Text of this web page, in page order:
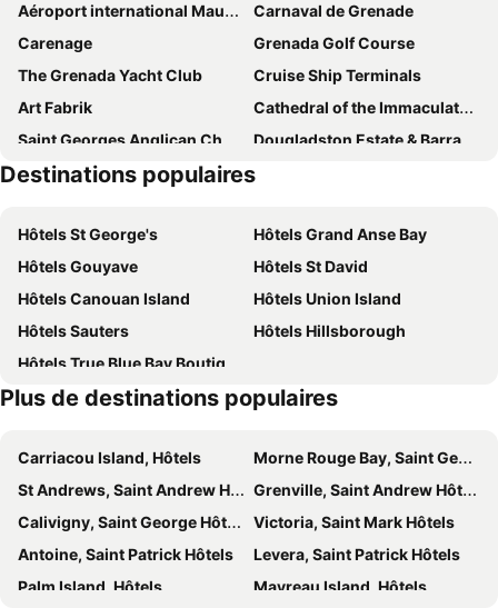
Le Phare Bleu Villa Resort
SeaBreeze Hotel
Hotel Grenadian By Rex Resorts
Villa Kaya
The Point At Petite Calivigny
Silversands Grand Anse
Woburn Villas
Grand Anse Beach Palace
Deyna's City Inn
La Sagesse Hotel, Restaurant and Beach Bar
La Sagesse
Two Bays Beach Villa, Apartment, and Studios
Petite Anse
Aéroport international Maurice Bishop
Carnaval de Grenade
Carenage
Grenada Golf Course
The Grenada Yacht Club
Cruise Ship Terminals
Art Fabrik
Cathedral of the Immaculate Conception St Georges
Saint Georges Anglican Church
Dougladston Estate & Barracks
St George's Market Place
Destinations populaires
Hôtels St George's
Hôtels Grand Anse Bay
Hôtels Gouyave
Hôtels St David
Hôtels Canouan Island
Hôtels Union Island
Hôtels Sauters
Hôtels Hillsborough
Hôtels True Blue Bay Boutique Resort
Plus de destinations populaires
Carriacou Island, Hôtels
Morne Rouge Bay, Saint George Hôtels
St Andrews, Saint Andrew Hôtels
Grenville, Saint Andrew Hôtels
Calivigny, Saint George Hôtels
Victoria, Saint Mark Hôtels
Antoine, Saint Patrick Hôtels
Levera, Saint Patrick Hôtels
Palm Island, Hôtels
Mayreau Island, Hôtels